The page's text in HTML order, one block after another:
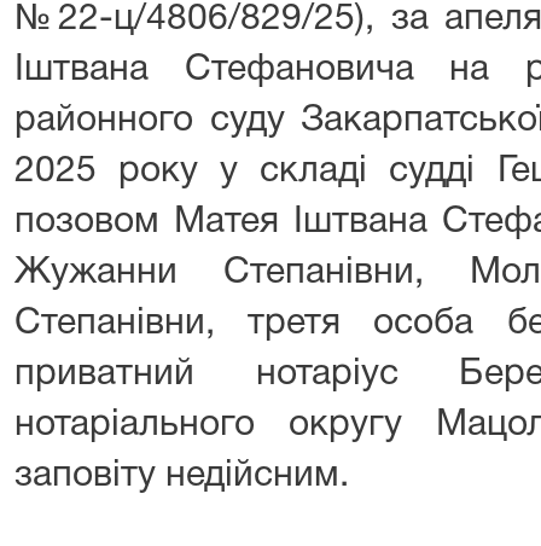
№22-ц/4806/829/25), за
Іштвана Стефановича на
районного суду
2025 року у складі судді
позовом Матея Іштвана
Жужанни Степанівни,
Степанівни, третя особа
приватний нотаріус
нотаріального округу
заповіту недійсним.